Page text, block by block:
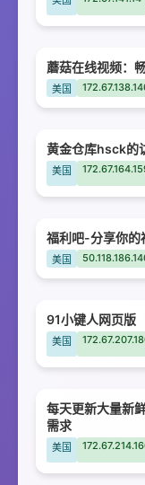
蘑菇在线视频：
美国
黄金仓库hsck的
美国
福利吧-分享你的
美国
91小键人网页版
美国
每天更新大量新
需求
美国